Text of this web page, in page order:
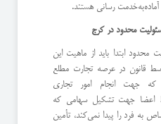
رسانی هستند.
محدود در کرج
محدود ابتدا باید از ماهیت این
قانون در عرصه تجارت مطلع
که جهت انجام امور تجاری
اعضا جهت تشکیل سهامی که
به فرد را پیدا نمی‌کند، تأمین